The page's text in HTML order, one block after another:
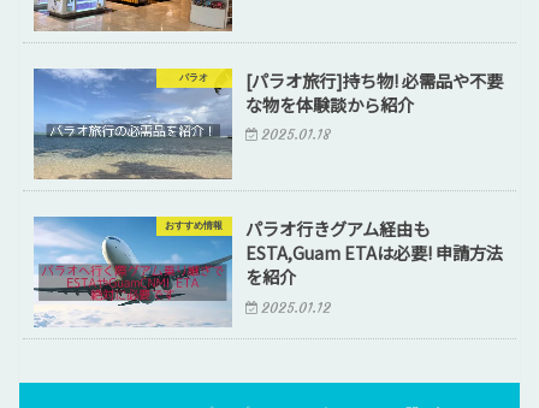
パラオ
[パラオ旅行]持ち物! 必需品や不要
な物を体験談から紹介
2025.01.18
おすすめ情報
パラオ行きグアム経由も
ESTA,Guam ETAは必要! 申請方法
を紹介
2025.01.12